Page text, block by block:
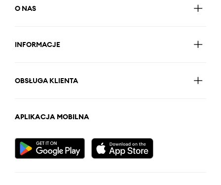
O NAS
INFORMACJE
OBSŁUGA KLIENTA
APLIKACJA MOBILNA